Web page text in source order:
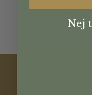
Nej